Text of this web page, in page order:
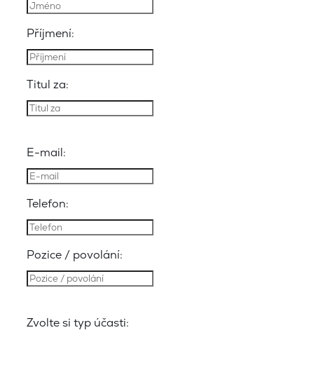
Příjmení:
Titul za:
E-mail:
Telefon:
Pozice / povolání:
Zvolte si typ účasti: